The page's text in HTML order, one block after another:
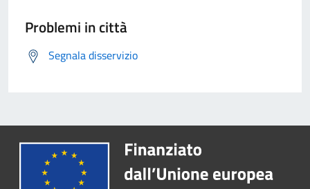
Problemi in città
Segnala disservizio